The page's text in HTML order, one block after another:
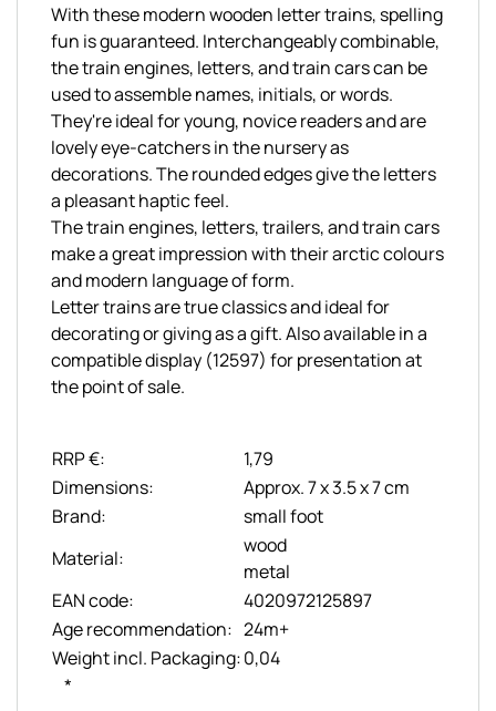
With these modern wooden letter trains, spelling
fun is guaranteed. Interchangeably combinable,
the train engines, letters, and train cars can be
used to assemble names, initials, or words.
They're ideal for young, novice readers and are
lovely eye-catchers in the nursery as
decorations. The rounded edges give the letters
a pleasant haptic feel.
The train engines, letters, trailers, and train cars
make a great impression with their arctic colours
and modern language of form.
Letter trains are true classics and ideal for
decorating or giving as a gift. Also available in a
compatible display (12597) for presentation at
the point of sale.
RRP €:
1,79
Dimensions:
Approx. 7 x 3.5 x 7 cm
Brand:
small foot
Material:
wood
metal
EAN code:
4020972125897
Age recommendation: 24m+
Weight incl. Packaging:0,04
*